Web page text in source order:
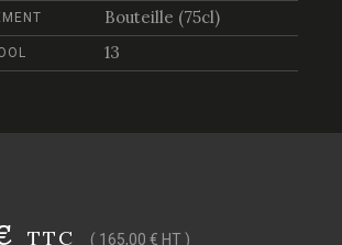
Bouteille (75cl)
13
TTC ( 165,00 € HT )